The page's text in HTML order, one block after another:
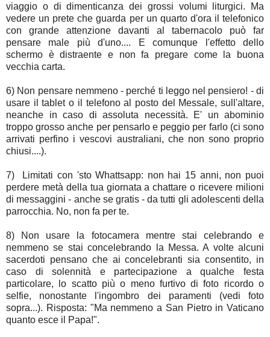
viaggio o di dimenticanza dei grossi volumi liturgici. Ma
vedere un prete che guarda per un quarto d'ora il telefonico
con grande attenzione davanti al tabernacolo può far
pensare male più d'uno.... E comunque l'effetto dello
schermo è distraente e non fa pregare come la buona
vecchia carta.
6) Non pensare nemmeno - perché ti leggo nel pensiero! - di
usare il tablet o il telefono al posto del Messale, sull'altare,
neanche in caso di assoluta necessità. E' un abominio
troppo grosso anche per pensarlo e peggio per farlo (ci sono
arrivati perfino i vescovi australiani, che non sono proprio
chiusi....).
7) Limitati con 'sto Whattsapp: non hai 15 anni, non puoi
perdere metà della tua giornata a chattare o ricevere milioni
di messaggini - anche se gratis - da tutti gli adolescenti della
parrocchia. No, non fa per te.
8) Non usare la fotocamera mentre stai celebrando e
nemmeno se stai concelebrando la Messa. A volte alcuni
sacerdoti pensano che ai concelebranti sia consentito, in
caso di solennità e partecipazione a qualche festa
particolare, lo scatto più o meno furtivo di foto ricordo o
selfie, nonostante l'ingombro dei paramenti (vedi foto
sopra...). Risposta: "Ma nemmeno a San Pietro in Vaticano
quanto esce il Papa!".